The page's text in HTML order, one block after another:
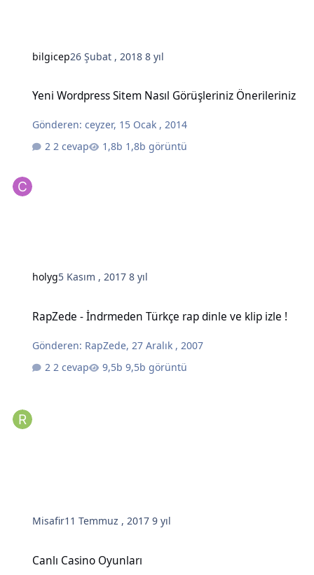
bilgicep26 Şubat , 20188 yıl
Yeni Wordpress Sitem Nasıl Görüşleriniz Önerileriniz
Gönderen:ceyzer, 15 Ocak , 2014
2 cevap
1,8b görüntü
holyg5 Kasım , 20178 yıl
RapZede - İndrmeden Türkçe rap dinle ve klip izle !
Gönderen: RapZede, 27 Aralık , 2007
2 cevap
9,5b görüntü
Misafir11 Temmuz , 20179 yıl
Canlı Casino Oyunları